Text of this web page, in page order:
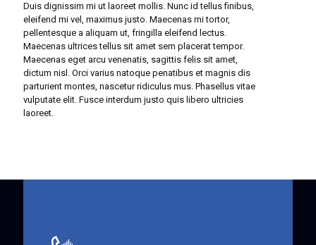
Duis dignissim mi ut laoreet mollis. Nunc id tellus finibus,
eleifend mi vel, maximus justo. Maecenas mi tortor,
pellentesque a aliquam ut, fringilla eleifend lectus.
Maecenas ultrices tellus sit amet sem placerat tempor.
Maecenas eget arcu venenatis, sagittis felis sit amet,
dictum nisl. Orci varius natoque penatibus et magnis dis
parturient montes, nascetur ridiculus mus. Phasellus vitae
vulputate elit. Fusce interdum justo quis libero ultricies
laoreet.